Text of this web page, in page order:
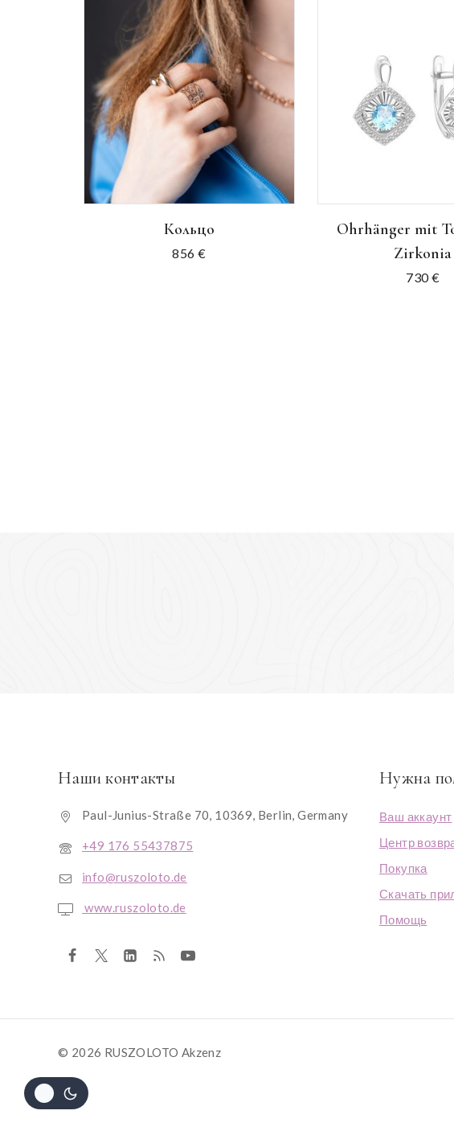
Кольцо
856€
Ohrhänger mit
Zirkonia
730€
Наши контакты
Paul-Junius-Straße 70, 10369, Berlin, Germany
+49 176 55437875
info@ruszoloto.de
www.ruszoloto.de
Нужна
Ваш аккаунт
Центр
Покупка
Скачать
Помощь
© 2026 RUSZOLOTO Akzenz